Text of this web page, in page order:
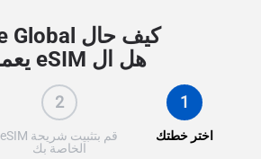
كيف حال Voye Global
هل ال eSIM يعمل؟
1
اختر خطتك
2
قم بتثبيت شريحة eSIM
الخاصة بك